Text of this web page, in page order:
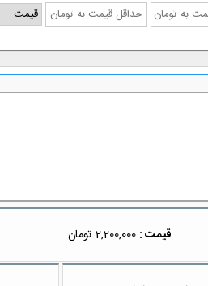
قیمت : 2,200,000 تومان